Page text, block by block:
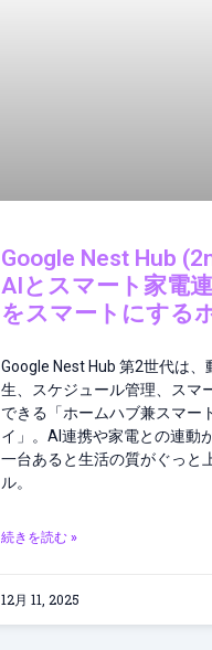
Google Nest Hub
AIとスマート家電
をスマートにする
Google Nest Hub 第2世代は
生、スケジュール管理、スマ
できる「ホームハブ兼スマー
イ」。AI連携や家電との連動
一台あると生活の質がぐっと
ル。
続きを読む »
12月 11, 2025